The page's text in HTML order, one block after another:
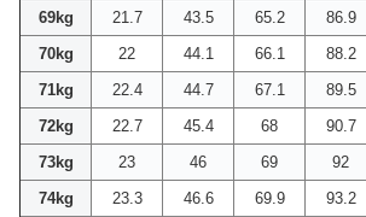
69kg
21.7 43.5 65.2 86.9
70kg
22 44.1 66.1 88.2
71kg
22.4 44.7 67.1 89.5
72kg
22.7 45.4 68 90.7
73kg
23 46 69 92
74kg
23.3 46.6 69.9 93.2